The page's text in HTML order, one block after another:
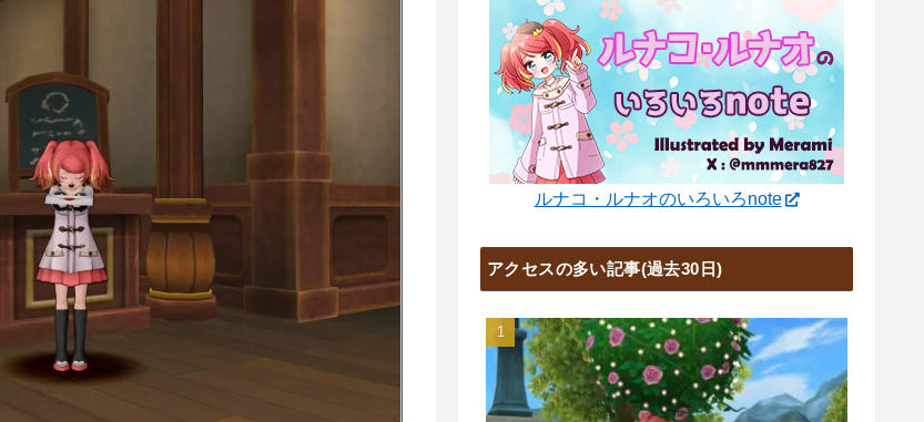
ルナコ・ルナオのいろいろnote
アクセスの多い記事(過去30日)